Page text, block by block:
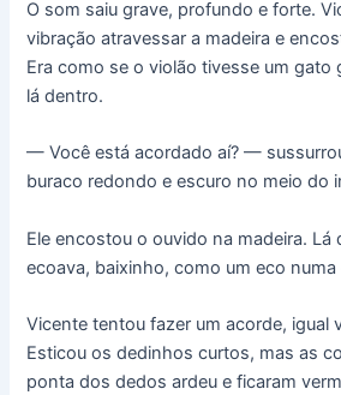
O som saiu grave, profundo e forte.
vibração atravessar a madeira e
Era como se o violão tivesse um gato
lá dentro.
— Você está acordado aí? —
buraco redondo e escuro no meio do
Ele encostou o ouvido na madeira. Lá
ecoava, baixinho, como um eco numa
Vicente tentou fazer um acorde, igual
Esticou os dedinhos curtos, mas as
ponta dos dedos ardeu e ficaram